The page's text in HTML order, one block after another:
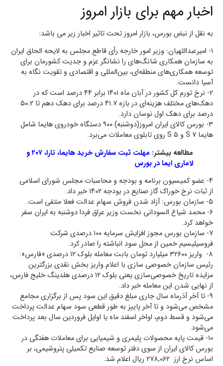
اخبار مهم برای بازار امروز
به نقل از نبض بورس، بازار امروز تحت تاثیر اخبار زیر می باشد:
۱- امیرعبداللهیان: وزیر امور خارجه رأی قاطع مجلس به لایحه الحاق ایران
به سازمان همکاری شانگ‌های را نشانگر عزم و جدیت کشورمان برای
توسعه همکاری‌های منطقه‌ای، بین‌المللی و اقتصادی و تقویت نگاه به
آسیا دانست.
۲- نرخ تورم کل کشور در آبان ماه ۱۴۰۱ برابر ٤٤ درصد است که در
دهک‌های مختلف هزینه‌ای در بازه ٤١.٧ درصد برای دهک­­ دهم تا ۵۰.۲
درصد برای دهک­ اول نوسان دارد.
۳- بورس کالای ایران امروز(دوشنبه) ۹۰۰ دستگاه خودروی هایما شامل
هایما S ۷ و S ۵ روی تابلوی معاملات می‌برد.
مطالعه بیشتر:
مهلت ثبت سفارش خرید هایما، تارا، ۲۰۷ و
لاماری ایما در بورس
۴- عضو کمیسیون برنامه و بودجه و محاسبات مجلس شورای اسلامی
از ثبات نرخ خوراک گاز صنایع در بودجه ۱۴۰۲ خبر داد.
۵- سازمان بورس: آزاد شدن فروش سهام عدالت فعلا منتفی است.
۶- محمد شیاع السودانی نخست وزیر عراق فردا دوشنبه به ایران سفر
خواهد کرد.
۷- سازمان بورس مجوز افزایش سرمایه ۱۰۰ درصدی شرکت
فروسیلیسیم خمین از محل سود انباشته را صادر کرد.
۸- واریز ۳۲۶۰۰ میلیارد تومان بابت معامله بلوک ۱۲ درصدی «فارس»:
رئیس سازمان خصوصی سازی با اعلام واریز بخش نقدی بزرگترین
مزایده تاریخ خصوصی‌سازی یعنی بلوک ۱۲ درصدی هلدینگ خلیج فارس،
از نهایی شدن این معامله خبر داد.
۹- ️تا آخر آذرماه سال جاری مبلغ دقیق این سود پس از برگزاری مجامع
مشخص می‌شود و تا آخر پاییز به طور قطعی سود سهام عدالت پرداخت
می‌شود و قسط دوم، اواخر اسفند ماه یا اوایل فروردین سال بعد پرداخت
می‌شود.
۱۰- قیمت پایه محصولات پلیمری و شیمیایی برای معاملات هفتگی در
بورس کالای ایران از سوی دفتر توسعه صنایع تکمیلی پتروشیمی، بر
اساس نرخ ارز ۲۷۸,۰۶۲ ریال اعلام شد.